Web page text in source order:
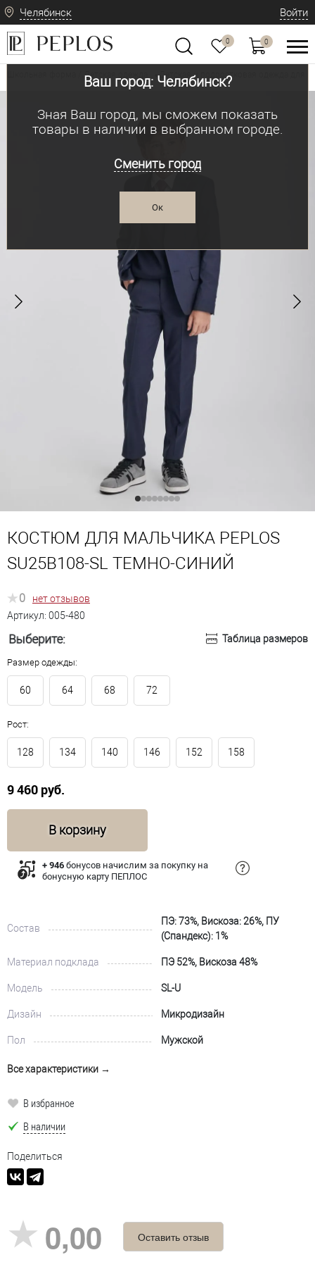
Челябинск
Ваш город: Челябинск?
Зная Ваш город, мы сможем показать
товары в наличии в выбранном городе.
Сменить город
Ок
Войти
0 0
Школьная форма / Детская одежда Детская и подростковая одежда для
КОСТЮМ ДЛЯ МАЛЬЧИКА PEPLOS
SU25B108-SL ТЕМНО-СИНИЙ
0
нет отзывов
Артикул: 005-480
Выберите: Таблица размеров
Размер одежды:
60 64 68 72
Рост:
128 134 140 146 152 158
9 460 руб.
В корзину
+ 946 бонусов начислим за покупку на
бонусную карту ПЕПЛОС
Состав
ПЭ: 73%, Вискоза: 26%, ПУ
(Спандекс): 1%
Материал подклада ПЭ 52%, Вискоза 48%
Модель SL-U
Дизайн Микродизайн
Пол Мужской
Все характеристики →
В избранное
В наличии
Поделиться
0,00 Оставить отзыв